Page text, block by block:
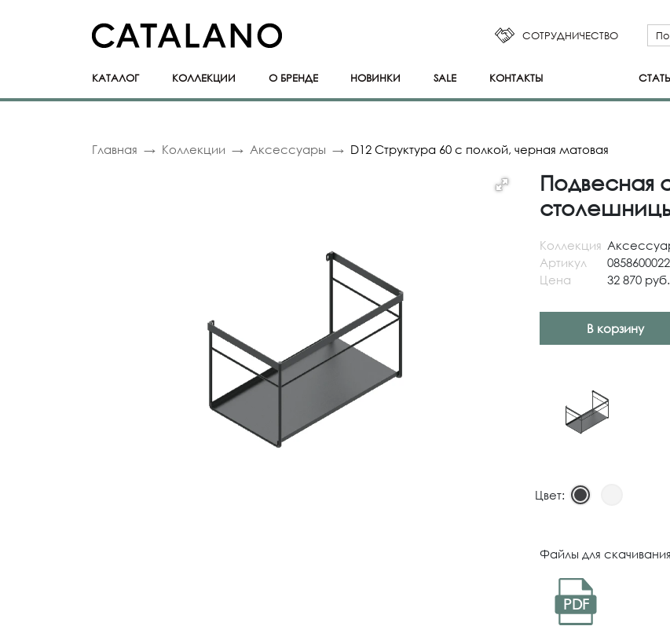
СОТРУДНИЧЕСТВО
КАТАЛОГ КОЛЛЕКЦИИ О БРЕНДЕ НОВИНКИ SALE КОНТАКТЫ
Главная Коллекции Аксессуары D12 Структура 60 с полкой, черная матовая
Подвесная
Коллекция
Артикул
0858600022
Цена
32 870 руб.
В корзину
Цвет:
Файлы для скачивания
PDF